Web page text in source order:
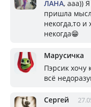
ЛАНА, ааа))
пришла
некогда,то и
некогда😁
Марусичка
Пэрсик хочу
всё
Сергей